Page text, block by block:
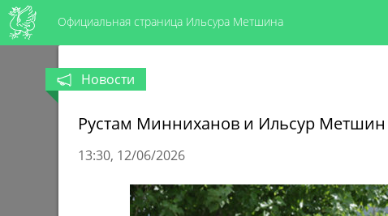
Официальная страница Ильсура Метшина
Новости
Рустам Минниханов и Ильсур
13:30 12/06/2026